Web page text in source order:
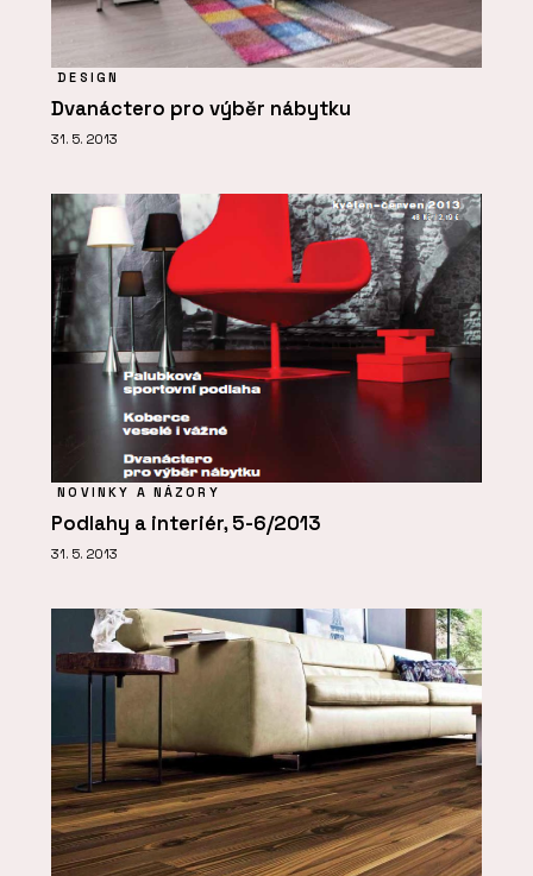
DESIGN
Dvanáctero pro výběr nábytku
31. 5. 2013
NOVINKY A NÁZORY
Podlahy a interiér, 5-6/2013
31. 5. 2013